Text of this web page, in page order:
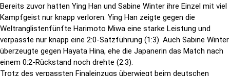
Bereits zuvor hatten Ying Han und Sabine Winter ihre Einzel mit viel
Kampfgeist nur knapp verloren. Ying Han zeigte gegen die
Weltranglistenfünfte Harimoto Miwa eine starke Leistung und
verpasste nur knapp eine 2:0-Satzführung (1:3). Auch Sabine Winter
überzeugte gegen Hayata Hina, ehe die Japanerin das Match nach
einem 0:2-Rückstand noch drehte (2:3).
Trotz des verpassten Finaleinzugs überwiegt beim deutschen